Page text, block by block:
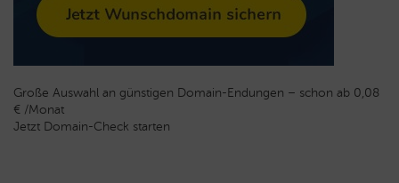
Große Auswahl an günstigen Domain-Endungen – schon ab 0,08
€ /Monat
Jetzt Domain-Check starten